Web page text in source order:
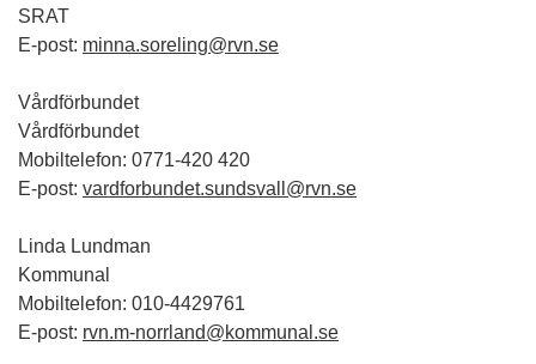
SRAT
E-post: minna.soreling@rvn.se
Vårdförbundet
Vårdförbundet
Mobiltelefon: 0771-420 420
E-post: vardforbundet.sundsvall@rvn.se
Linda Lundman
Kommunal
Mobiltelefon: 010-4429761
E-post: rvn.m-norrland@kommunal.se